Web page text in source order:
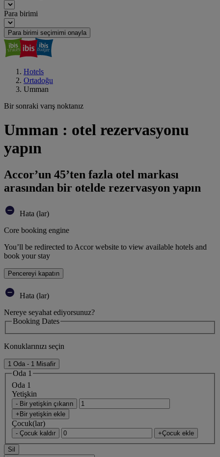
Para birimi
Para birimi seçimimi onayla
Hotels
Ortadoğu
Umman
Bir sonraki varış noktanız
Umman : otel rezervasyonu
yapın
Accor’un 45’ten fazla otel markası
arasından bir otelde rezervasyon yapın
Hata (lar)
Core booking engine
You’ll be redirected to Accor website to view available hotels and
book your stay
Pencereyi kapatın
Hata (lar)
Nereye seyahat ediyorsunuz?
Booking Dates
Konuklarınızı seçin
1 Oda - 1 Misafir
Oda 1
Oda 1
Yetişkin
- Bir yetişkin çıkarın
+Bir yetişkin ekle
Çocuk(lar)
- Çocuk kaldır +Çocuk ekle
Sil